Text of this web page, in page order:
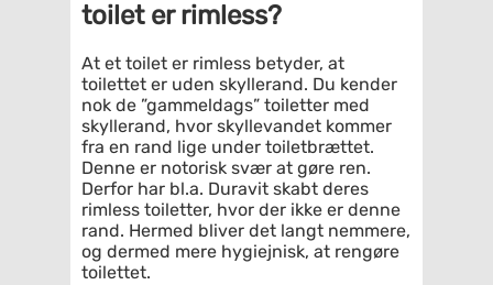
toilet er rimless?
At et toilet er rimless betyder, at
toilettet er uden skyllerand. Du kender
nok de ”gammeldags” toiletter med
skyllerand, hvor skyllevandet kommer
fra en rand lige under toiletbrættet.
Denne er notorisk svær at gøre ren.
Derfor har bl.a. Duravit skabt deres
rimless toiletter, hvor der ikke er denne
rand. Hermed bliver det langt nemmere,
og dermed mere hygiejnisk, at rengøre
toilettet.